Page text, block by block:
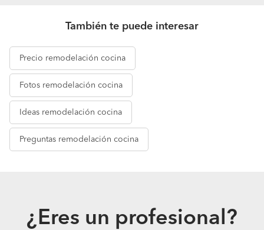
También te puede interesar
Precio remodelación cocina
Fotos remodelación cocina
Ideas remodelación cocina
Preguntas remodelación cocina
¿Eres un profesional?